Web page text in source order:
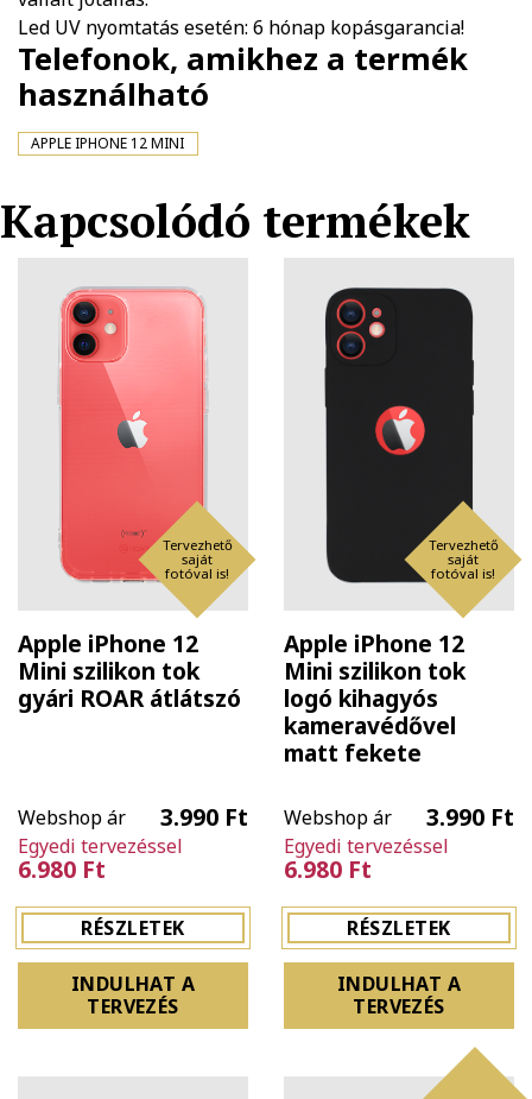
Led UV nyomtatás esetén: 6 hónap kopásgarancia!
Telefonok, amikhez a termék
használható
APPLE IPHONE 12 MINI
Kapcsolódó termékek
Tervezhető
saját
fotóval is!
Apple iPhone 12
Mini szilikon tok
gyári ROAR átlátszó
Webshop ár 3.990 Ft
Egyedi tervezéssel
6.980 Ft
RÉSZLETEK
INDULHAT A
TERVEZÉS
Tervezhető
saját
fotóval is!
Apple iPhone 12
Mini szilikon tok
logó kihagyós
kameravédővel
matt fekete
Webshop ár 3.990 Ft
Egyedi tervezéssel
6.980 Ft
RÉSZLETEK
INDULHAT A
TERVEZÉS